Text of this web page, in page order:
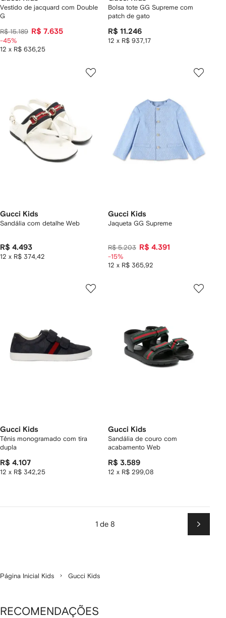
Vestido de jacquard com Double
G
R$ 15.189 R$ 7.635
12 x R$ 636,25
-45%
Bolsa tote GG Supreme com
patch de gato
R$ 11.246
12 x R$ 937,17
Gucci Kids
Sandália com detalhe Web
R$ 4.493
12 x R$ 374,42
Gucci Kids
Jaqueta GG Supreme
R$ 5.203 R$ 4.391
12 x R$ 365,92
-15%
Gucci Kids
Tênis monogramado com tira
dupla
R$ 4.107
12 x R$ 342,25
Gucci Kids
Sandália de couro com
acabamento Web
R$ 3.589
12 x R$ 299,08
1 de 8
Página Inicial Kids Gucci Kids
RECOMENDAÇÕES